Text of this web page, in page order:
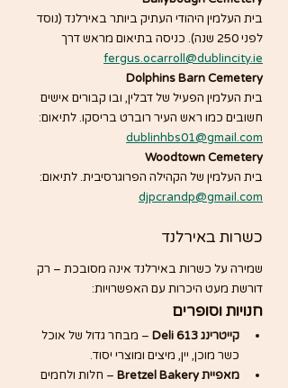
בית העלמין היהודי העתיק ביותר באירלנד (נוסד
לפני 250 שנה). כניסה בתיאום מראש דרך
fergus.ocarroll@dublincity.ie
Dolphins Barn Cemetery
בית העלמין הפעיל של דבלין, ובו קבורים אישים
חשובים כמו ראש העיר רוברט בריסקו. לתיאום:
dublinhbs01@gmail.com
Woodtown Cemetery
בית העלמין של הקהילה הפרוגרסיבית. לתיאום:
djpcrandp@gmail.com
כשרות באירלנד
שמירה על כשרות באירלנד אינה מסובכת – רק
דורשת מעט היכרות עם האפשרויות:
חנויות וסופרים
קייטרינג Deli 613
– מבחר גדול של אוכל
כשר מוכן, יין, מיצים ומוצרי יסוד.
מאפיית Bretzel Bakery
– חלות ולחמים